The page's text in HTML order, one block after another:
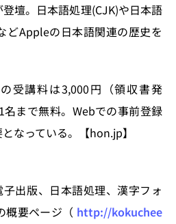
壇。日本語処理(CJK)や日本語
どAppleの日本語関連の歴史を
受講料は3,000円（領収書発
名まで無料。Webでの事前登録
なっている。【hon.jp】
出版、日本語処理、漢字フォ
概要ページ（ http://kokuchee